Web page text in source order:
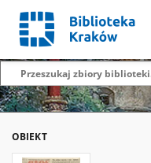
OBIEKT